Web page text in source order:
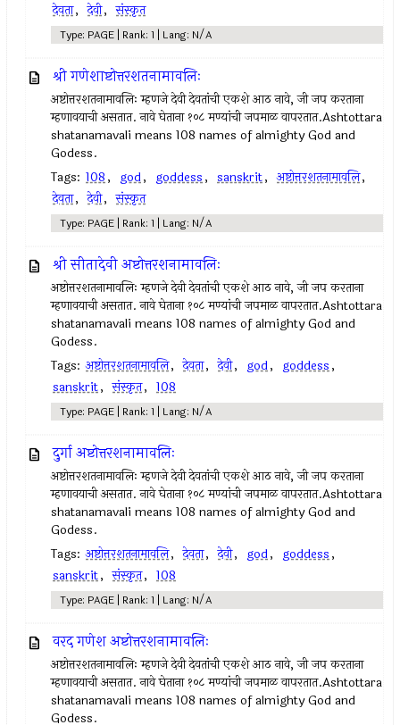
देवता, देवी, संस्कृत
Type: PAGE | Rank: 1 | Lang: N/A
श्री गणेशाष्टोत्तरशतनामावलिः
अष्टोत्तरशतनामावलिः म्हणजे देवी देवतांची एकशे आठ नावे, जी जप करताना
म्हणावयाची असतात. नावे घेताना १०८ मण्यांची जपमाळ वापरतात.Ashtottara
shatanamavali means 108 names of almighty God and
Godess.
Tags: 108, god, goddess, sanskrit, अष्टोत्तरशतनामावलि,
देवता, देवी, संस्कृत
Type: PAGE | Rank: 1 | Lang: N/A
श्री सीतादेवी अष्टोत्तरशनामावलिः
अष्टोत्तरशतनामावलिः म्हणजे देवी देवतांची एकशे आठ नावे, जी जप करताना
म्हणावयाची असतात. नावे घेताना १०८ मण्यांची जपमाळ वापरतात.Ashtottara
shatanamavali means 108 names of almighty God and
Godess.
Tags: अष्टोत्तरशतनामावलि, देवता, देवी, god, goddess,
sanskrit, संस्कृत, 108
Type: PAGE | Rank: 1 | Lang: N/A
दुर्गा अष्टोत्तरशनामावलिः
अष्टोत्तरशतनामावलिः म्हणजे देवी देवतांची एकशे आठ नावे, जी जप करताना
म्हणावयाची असतात. नावे घेताना १०८ मण्यांची जपमाळ वापरतात.Ashtottara
shatanamavali means 108 names of almighty God and
Godess.
Tags: अष्टोत्तरशतनामावलि, देवता, देवी, god, goddess,
sanskrit, संस्कृत, 108
Type: PAGE | Rank: 1 | Lang: N/A
वरद गणेश अष्टोत्तरशनामावलिः
अष्टोत्तरशतनामावलिः म्हणजे देवी देवतांची एकशे आठ नावे, जी जप करताना
म्हणावयाची असतात. नावे घेताना १०८ मण्यांची जपमाळ वापरतात.Ashtottara
shatanamavali means 108 names of almighty God and
Godess.